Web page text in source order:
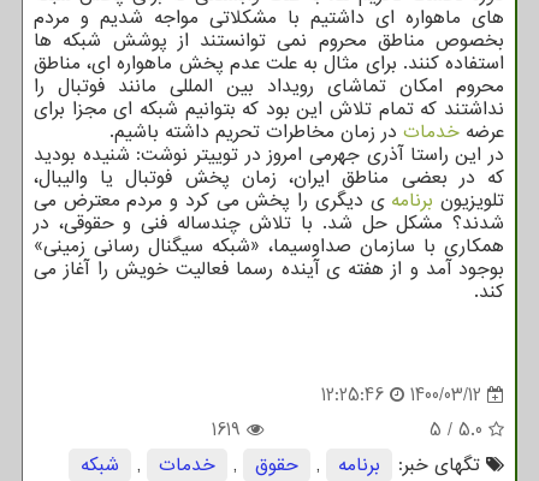
های ماهواره ای داشتیم با مشکلاتی مواجه شدیم و مردم
بخصوص مناطق محروم نمی توانستند از پوشش شبکه ها
استفاده کنند. برای مثال به علت عدم پخش ماهواره ای، مناطق
محروم امکان تماشای رویداد بین المللی مانند فوتبال را
نداشتند که تمام تلاش این بود که بتوانیم شبکه ای مجزا برای
عرضه خدمات در زمان مخاطرات تحریم داشته باشیم.
در این راستا آذری جهرمی امروز در توییتر نوشت: شنیده بودید
که در بعضی مناطق ایران، زمان پخش فوتبال یا والیبال،
تلویزیون برنامه ی دیگری را پخش می کرد و مردم معترض می
شدند؟ مشکل حل شد. با تلاش چندساله فنی و حقوقی، در
همکاری با سازمان صداوسیما، «شبکه سیگنال رسانی زمینی»
بوجود آمد و از هفته ی آینده رسما فعالیت خویش را آغاز می
کند.
1400/03/12
12:25:46
5.0
/
5
1619
تگهای خبر:
برنامه , حقوق , خدمات ,
شبكه